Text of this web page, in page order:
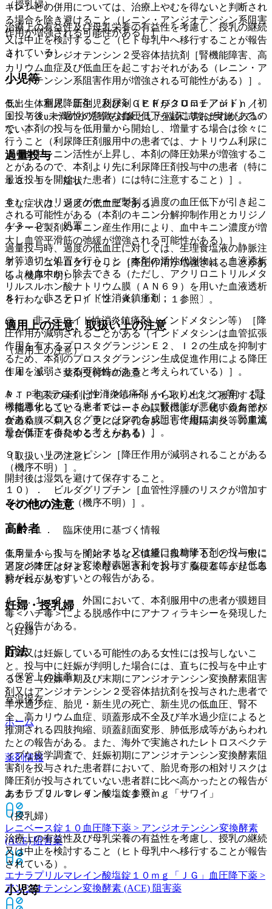
（授乳婦）
治療上の有益性及び母乳栄養の有益性を考慮し、授乳の継続
又は中止を検討すること（ヒト母乳中へ移行することが報告
されている）。
小児等
低出生体重児、新生児及びｅＧＦＲが３０ｍＬ／ｍｉｎ／
１．７３u未満の小児等を対象とした臨床試験は実施してい
ない。
過量投与
１３．１． 症状
主な症状は、過度の低血圧である。
１３．２． 処置
過量投与時、過度の低血圧に対しては、生理食塩液の静脈注
射等適切な処置を行うこと（本剤の活性代謝物は、血液透析
により血中から除去できる（ただし、アクリロニトリルメタ
リルスルホン酸ナトリウム膜（ＡＮ６９）を用いた血液透析
を行わないこと））〔２．４、１０．１参照〕。
適用上の注意、取扱い上の注意
（適用上の注意）
１４．１． 薬剤交付時の注意
ＰＴＰ包装の薬剤はＰＴＰシートから取り出して服用するよ
う指導すること（ＰＴＰシートの誤飲により、硬い鋭角部が
食道粘膜へ刺入し、更には穿孔をおこして縦隔洞炎等の重篤
な合併症を併発することがある）。
（取扱い上の注意）
開封後は湿気を避けて保存すること。
その他の注意
１５．１． 臨床使用に基づく情報
１５．１．１． インスリン又は経口血糖降下剤の投与中に
アンジオテンシン変換酵素阻害剤を投与することにより低血
糖が起こりやすいとの報告がある。
１５．１．２． 外国において、本剤服用中の患者が膜翅目
毒＜ハチ毒＞による脱感作中にアナフィラキシーを発現した
との報告がある。
貯法
（保管上の注意）
室温保存。
ホーム
薬剤情報
エナラプリルマレイン酸塩錠１０ｍｇ「サワイ」
レニベース錠１０ 血圧降下薬 > アンジオテンシン変換酵素
(ACE) 阻害薬
エナラプリルマレイン酸塩錠１０ｍｇ「ＪＧ」
血圧降下薬 >
アンジオテンシン変換酵素 (ACE) 阻害薬
キレンとの併用については、治療上やむを得ないと判断され
る場合を除き避けること（レニン・アンジオテンシン系阻害
作用が増強される可能性がある）］。
４）． アンジオテンシン２受容体拮抗剤［腎機能障害、高
カリウム血症及び低血圧を起こすおそれがある（レニン・ア
ンジオテンシン系阻害作用が増強される可能性がある）］。
５）． 利尿降圧剤、利尿剤（ヒドロクロロチアジド）［初
回投与後、一過性の急激な血圧低下を起こすおそれがあるの
で、本剤の投与を低用量から開始し、増量する場合は徐々に
行うこと（利尿降圧剤服用中の患者では、ナトリウム利尿に
より血中レニン活性が上昇し、本剤の降圧効果が増強するこ
とがあるので、本剤より先に利尿降圧剤投与中の患者（特に
最近投与を開始した患者）には特に注意すること）］。
６）． カリジノゲナーゼ製剤［過度の血圧低下が引き起こ
される可能性がある（本剤のキニン分解抑制作用とカリジノ
ゲナーゼ製剤のキニン産生作用により、血中キニン濃度が増
大し血管平滑筋の弛緩が増強される可能性がある）］。
７）． ニトログリセリン［降圧作用が増強されることがあ
る（機序不明）］。
８）． 非ステロイド性消炎鎮痛剤：
@． 非ステロイド性消炎鎮痛剤（インドメタシン等）［降
圧作用が減弱されることがある（インドメタシンは血管拡張
作用を有するプロスタグランジンＥ２、Ｉ２の生成を抑制す
るため、本剤のプロスタグランジン生成促進作用による降圧
作用を減弱させる可能性があると考えられている）］。
A． 非ステロイド性消炎鎮痛剤（インドメタシン等）［腎
機能悪化している患者では、さらに腎機能が悪化するおそれ
がある（プロスタグランジンの合成阻害作用により、腎血流
量が低下するためと考えられる）］。
９）． リファンピシン［降圧作用が減弱されることがある
（機序不明）］。
１０）． ビルダグリプチン［血管性浮腫のリスクが増加す
るおそれがある（機序不明）］。
高齢者
低用量から投与を開始するなど慎重に投与すること（一般に
過度の降圧は好ましくないとされており、脳梗塞等が起こる
おそれがある）。
妊婦・授乳婦
（妊婦）
妊婦又は妊娠している可能性のある女性には投与しないこ
と。投与中に妊娠が判明した場合には、直ちに投与を中止す
ること（妊娠中期及び末期にアンジオテンシン変換酵素阻害
剤又はアンジオテンシン２受容体拮抗剤を投与された患者で
羊水過少症、胎児・新生児の死亡、新生児の低血圧、腎不
全、高カリウム血症、頭蓋形成不全及び羊水過少症によると
推測される四肢拘縮、頭蓋顔面変形、肺低形成等があらわれ
たとの報告がある。また、海外で実施されたレトロスペクテ
ィブな疫学調査で、妊娠初期にアンジオテンシン変換酵素阻
害剤を投与された患者群において、胎児奇形の相対リスクは
降圧剤が投与されていない患者群に比べ高かったとの報告が
ある）〔２．５、９．４．１参照〕。
（授乳婦）
治療上の有益性及び母乳栄養の有益性を考慮し、授乳の継続
又は中止を検討すること（ヒト母乳中へ移行することが報告
されている）。
小児等